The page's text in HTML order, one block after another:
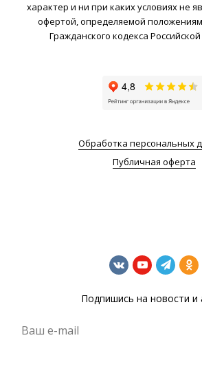
характер и ни при каких условиях не
офертой, определяемой
Гражданского кодекса
Обработка персональных
Публичная оферта
Подпишись на новости и
Ваш e-mail